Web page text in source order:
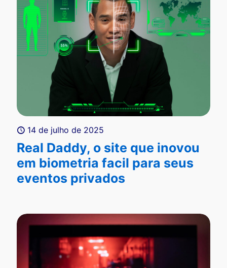
14 de julho de 2025
Real Daddy, o site que inovou
em biometria facil para seus
eventos privados